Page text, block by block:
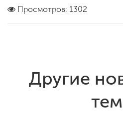
Просмотров: 1302
Другие